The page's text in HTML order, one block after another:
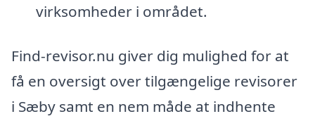
virksomheder i området.
Find-revisor.nu giver dig mulighed for at
få en oversigt over tilgængelige revisorer
i Sæby samt en nem måde at indhente